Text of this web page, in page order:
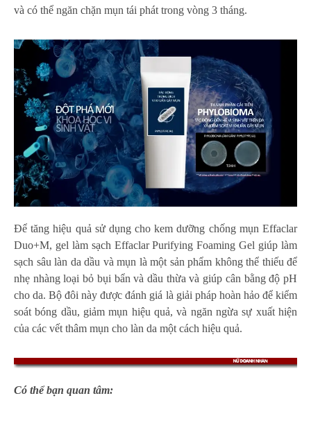
và có thể ngăn chặn mụn tái phát trong vòng 3 tháng.
Để tăng hiệu quả sử dụng cho kem dưỡng chống mụn Effaclar
Duo+M, gel làm sạch Effaclar Purifying Foaming Gel giúp làm
sạch sâu làn da dầu và mụn là một sản phẩm không thể thiếu để
nhẹ nhàng loại bỏ bụi bẩn và dầu thừa và giúp cân bằng độ pH
cho da. Bộ đôi này được đánh giá là giải pháp hoàn hảo để kiểm
soát bóng dầu, giảm mụn hiệu quả, và ngăn ngừa sự xuất hiện
của các vết thâm mụn cho làn da một cách hiệu quả.
Có thể bạn quan tâm: